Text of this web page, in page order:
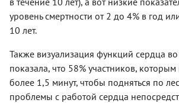
уровень смертности от 2 до 4% в год
10 лет.
Также визуализация функций сердца во
показала, что 58% участников,
более 1,5 минут, чтобы подняться по
проблемы с работой сердца